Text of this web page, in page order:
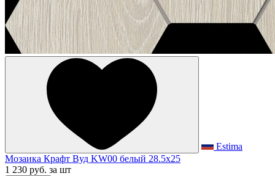
Estima
Мозаика Крафт Вуд KW00 белый 28.5x25
1 230 руб. за шт